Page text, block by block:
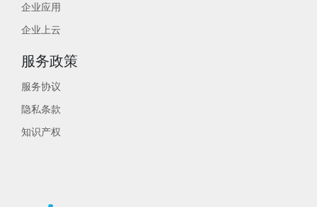
企业应用
企业上云
服务政策
服务协议
隐私条款
知识产权